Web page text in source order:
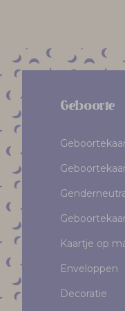
Geboorte
Kaartje op
Enveloppen
Decoratie